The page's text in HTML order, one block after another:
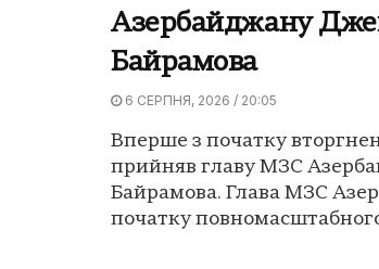
Азербайджану
Байрамова
6 СЕРПНЯ, 2026 / 20:05
Вперше з початку
прийняв главу МЗС
Байрамова. Глава МЗС
початку